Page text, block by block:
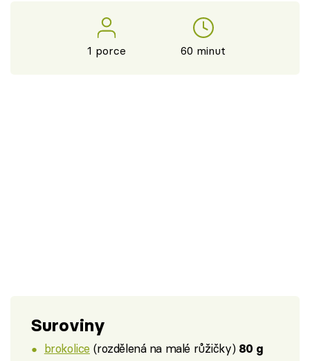
1 porce 60 minut
Suroviny
brokolice (rozdělená na malé růžičky) 80 g